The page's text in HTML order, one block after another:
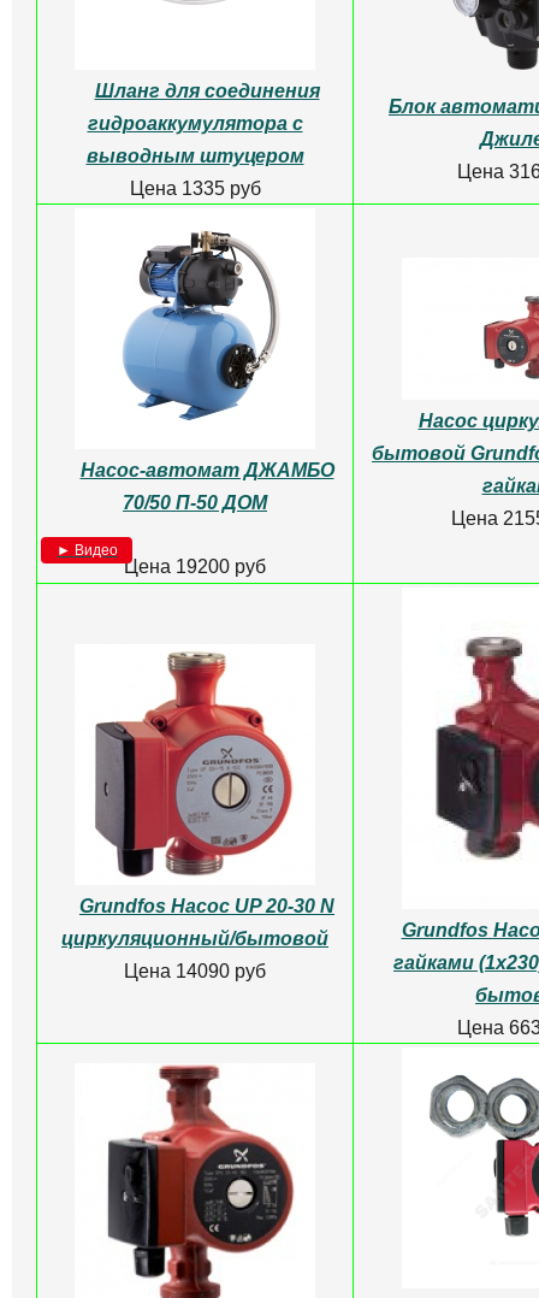
Шланг для соединения
гидроаккумулятора с
выводным штуцером
Цена 1335 руб
Блок
Цена
Насос-автомат ДЖАМБО
70/50 П-50 ДОМ
► Видео
Цена 19200 руб
Насос
бытовой
Цена
Grundfos Насос UP 20-30 N
циркуляционный/бытовой
Цена 14090 руб
Grundfos
гайками
Цена